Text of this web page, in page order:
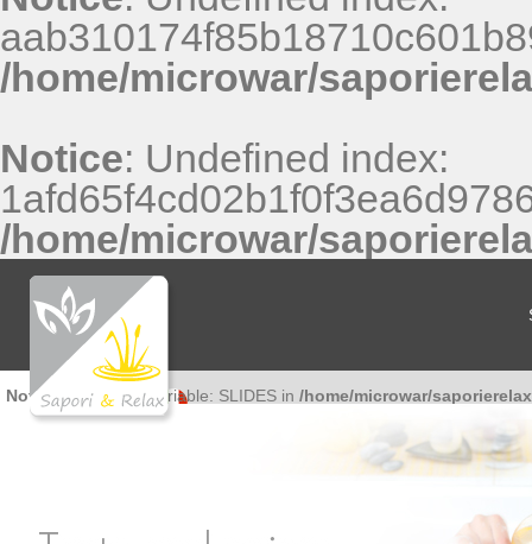
/home/microwar/
Notice: Undefined index:
/home/microwar/
Notice: Undefined variable: SLIDES in /home/microwar/